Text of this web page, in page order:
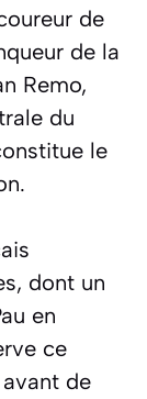
de
de la
Remo,
du
le
dont un
en
ce
de